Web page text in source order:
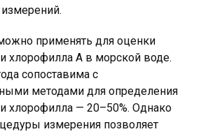
применять для оценки
хлорофилла А в морской воде.
сопоставима с
методами для определения
хлорофилла — 20–50%. Однако
измерения позволяет